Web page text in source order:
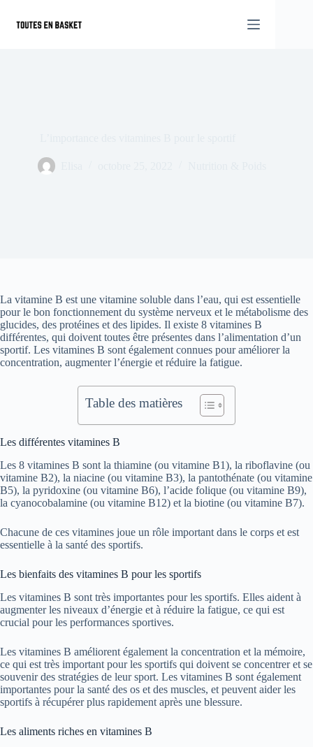
contenu
La vitamine B est une vitamine soluble dans l’eau, qui est essentielle
pour le bon fonctionnement du système nerveux et le métabolisme des
glucides, des protéines et des lipides. Il existe 8 vitamines B
différentes, qui doivent toutes être présentes dans l’alimentation d’un
sportif. Les vitamines B sont également connues pour améliorer la
concentration, augmenter l’énergie et réduire la fatigue.
Table des matières
Les différentes vitamines B
Les 8 vitamines B sont la thiamine (ou vitamine B1), la riboflavine (ou
vitamine B2), la niacine (ou vitamine B3), la pantothénate (ou vitamine
B5), la pyridoxine (ou vitamine B6), l’acide folique (ou vitamine B9),
la cyanocobalamine (ou vitamine B12) et la biotine (ou vitamine B7).
Chacune de ces vitamines joue un rôle important dans le corps et est
essentielle à la santé des sportifs.
Les bienfaits des vitamines B pour les sportifs
Les vitamines B sont très importantes pour les sportifs. Elles aident à
augmenter les niveaux d’énergie et à réduire la fatigue, ce qui est
crucial pour les performances sportives.
Les vitamines B améliorent également la concentration et la mémoire,
ce qui est très important pour les sportifs qui doivent se concentrer et se
souvenir des stratégies de leur sport. Les vitamines B sont également
importantes pour la santé des os et des muscles, et peuvent aider les
sportifs à récupérer plus rapidement après une blessure.
Les aliments riches en vitamines B